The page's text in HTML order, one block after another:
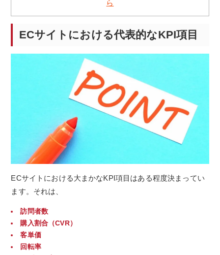
ら
ECサイトにおける代表的なKPI項目
ECサイトにおける大まかなKPI項目はある程度決まってい
ます。それは、
訪問者数
購入割合（CVR）
客単価
回転率